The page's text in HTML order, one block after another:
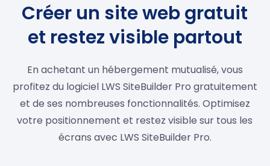
Créer un site web gratuit
et restez visible partout
En achetant un hébergement mutualisé, vous
profitez du logiciel LWS SiteBuilder Pro gratuitement
et de ses nombreuses fonctionnalités. Optimisez
votre positionnement et restez visible sur tous les
écrans avec LWS SiteBuilder Pro.